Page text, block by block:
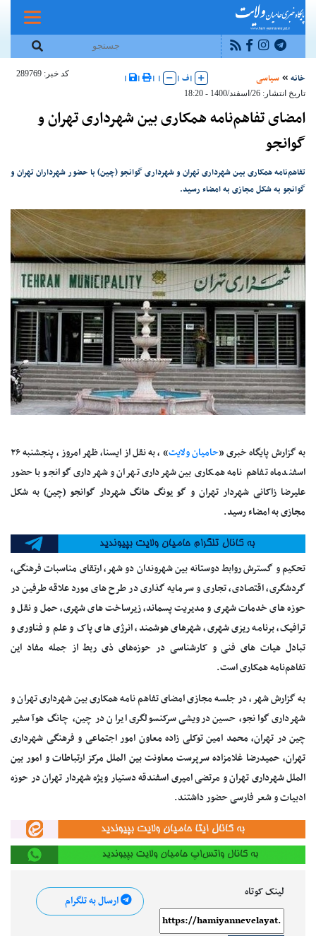
خانه سیاسی |ف |
|
|
|
|
کد خبر: 289769
تاریخ انتشار: 26/اسفند/1400 - 18:20
امضای تفاهم‌نامه همکاری بین شهرداری تهران و
گوانجو
تفاهم‌نامه همکاری بین شهرداری تهران و شهرداری گوانجو (چین) با حضور شهرداران تهران و
گوانجو به شکل مجازی به امضاء رسید.
به گزارش پایگاه خبری «حامیان ولایت
» ، به نقل از ایسنا، ظهر امروز ، پنجشنبه ۲۶
اسفندماه تفاهم نامه همکاری بین شهرداری تهران و شهرداری گوانجو با حضور
علیرضا زاکانی شهردار تهران و گو یونگ هانگ شهردار گوانجو (چین) به شکل
مجازی به امضاء رسید.
تحکیم و گسترش روابط دوستانه بین شهروندان دو شهر، ارتقای مناسبات فرهنگی،
گردشگری، اقتصادی، تجاری و سرمایه گذاری در طرح های مورد علاقه طرفین در
حوزه های خدمات شهری و مدیریت پسماند، زیرساخت های شهری، حمل و نقل و
ترافیک، برنامه ریزی شهری، شهرهای هوشمند، انرژی های پاک و علم و فناوری و
تبادل هیات های فنی و کارشناسی در حوزه‌های ذی ربط از جمله مفاد این
تفاهم‌نامه همکاری است.
به گزارش شهر، در جلسه مجازی امضای تفاهم نامه همکاری بین شهرداری تهران و
شهرداری گوانجو، حسین درویشی سرکنسولگری ایران در چین، چانگ هوآ سفیر
چین در تهران، محمد امین توکلی زاده معاون امور اجتماعی و فرهنگی شهرداری
تهران، حمیدرضا غلامزاده سرپرست معاونت بین الملل مرکز ارتباطات و امور بین
الملل شهرداری تهران و مرتضی امیری اسفندقه دستیار ویژه شهردار تهران در حوزه
ادبیات و شعر فارسی حضور داشتند.
لینک کوتاه
ارسال به تلگرام